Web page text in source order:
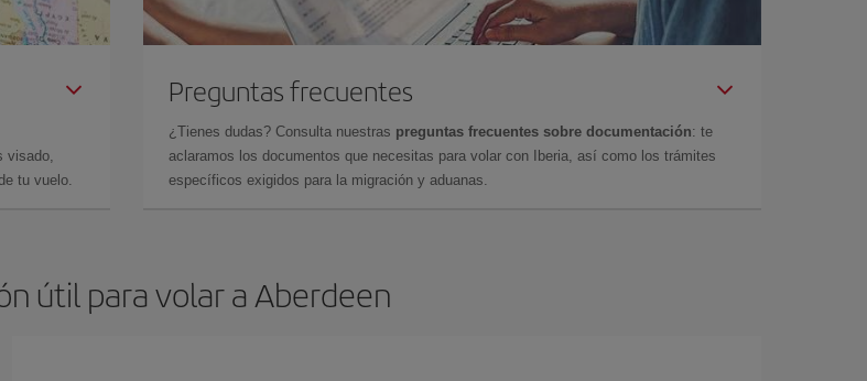
visado,
tu vuelo.
Preguntas frecuentes
¿Tienes dudas? Consulta nuestras preguntas frecuentes sobre documentación: te
aclaramos los documentos que necesitas para volar con Iberia, así como los trámites
específicos exigidos para la migración y aduanas.
útil para volar a Aberdeen